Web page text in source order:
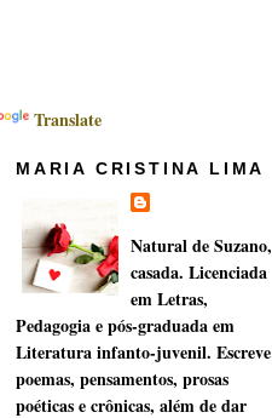
Translate
MARIA CRISTINA LIMA
Natural de Suzano,
casada. Licenciada
em Letras,
Pedagogia e pós-graduada em
Literatura infanto-juvenil. Escreve
poemas, pensamentos, prosas
poéticas e crônicas, além de dar